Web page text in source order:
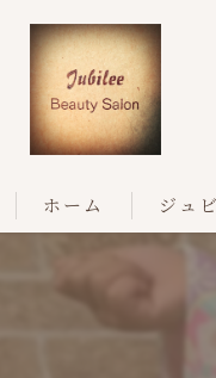
ホーム ジュ